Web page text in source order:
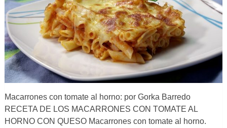
Macarrones con tomate al horno: por Gorka Barredo
RECETA DE LOS MACARRONES CON TOMATE AL
HORNO CON QUESO Macarrones con tomate al horno.